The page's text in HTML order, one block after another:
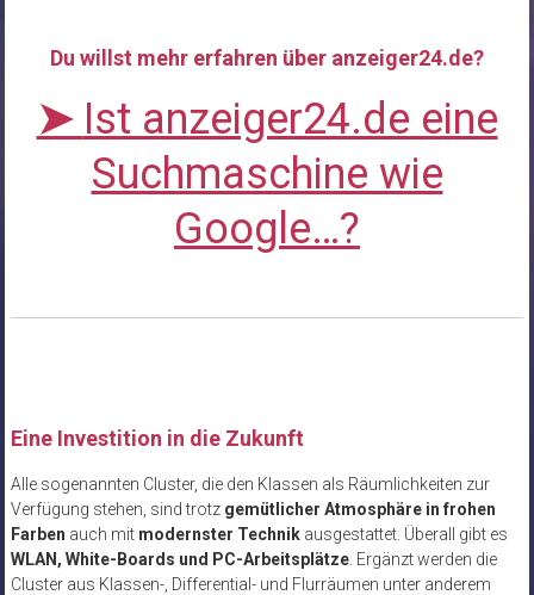
Du willst mehr erfahren über anzeiger24.de?
➤ Ist anzeiger24.de eine
Suchmaschine wie
Google…?
Eine Investition in die Zukunft
Alle sogenannten Cluster, die den Klassen als Räumlichkeiten zur
Verfügung stehen, sind trotz gemütlicher Atmosphäre in frohen
Farben auch mit modernster Technikausgestattet. Überall gibt es
WLAN, White-Boards und PC-Arbeitsplätze. Ergänzt werden die
Cluster aus Klassen-, Differential- und Flurräumen unter anderem